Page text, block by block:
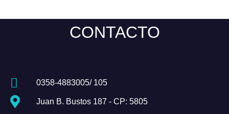
CONTACTO
0358-4883005/ 105
Juan B. Bustos 187 - CP: 5805